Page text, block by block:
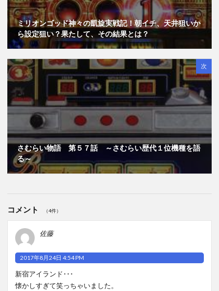
ミリオンゴッド神々の凱旋実戦記！朝イチ、天井狙いか
ら設定狙い？果たして、その結果とは？
次
さむらい物語 第５７話 ～さむらい歴代１位機種を語
る～
コメント （4件）
佐藤
2017年8月24日 4:54 PM
新宿アイランド･･･
懐かしすぎて笑っちゃいました。